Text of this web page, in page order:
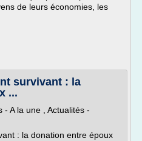
de leurs économies, les
survivant : la
...
- A la une , Actualités -
: la donation entre époux